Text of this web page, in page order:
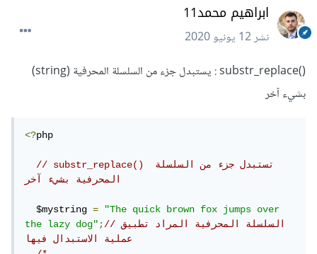
ابراهيم محمد11
نشر12 يونيو 2020
()substr_replace : يستبدل جزء من السلسلة المحرفية (string)
بشيء آخر
<?php
// substr_replace() تستبدل جزء من السلسلة
المحرفية بشيء آخر
  $mystring
=
"The quick brown fox jumps over
the lazy dog";//السلسلة المحرفية المراد تطبيق
عملية الاستبدال فيها